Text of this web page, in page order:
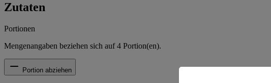
Zutaten
Portionen
Mengenangaben beziehen sich auf4 Portion(en).
Portion abziehen